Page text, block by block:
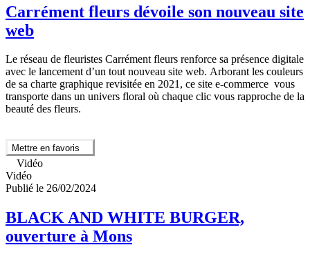
Carrément fleurs dévoile son nouveau site
web
Le réseau de fleuristes Carrément fleurs renforce sa présence digitale
avec le lancement d’un tout nouveau site web. Arborant les couleurs
de sa charte graphique revisitée en 2021, ce site e-commerce vous
transporte dans un univers floral où chaque clic vous rapproche de la
beauté des fleurs.
Mettre en favoris
Vidéo
Vidéo
Publié le 26/02/2024
BLACK AND WHITE BURGER,
ouverture à Mons